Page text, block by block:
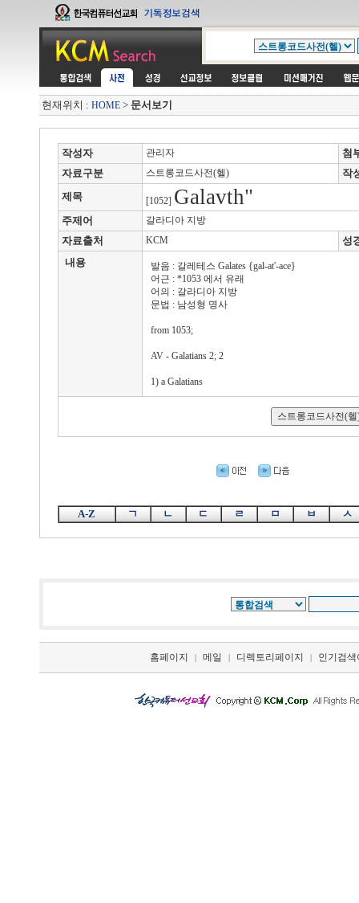
현재위치 : HOME > 문서보기
작성자 관리자
첨
자료구분
스트롱코드사전(헬)
작
제목
[1052] Galavth"
주제어 갈라디아 지방
자료출처 KCM
성
내용
발음 : 갈레테스 Galates {gal-at'-ace}
어근 : *1053 에서 유래
어의 : 갈라디아 지방
문법 : 남성형 명사
from 1053;
AV - Galatians 2; 2
1) a Galatians
A-Z ㄱ ㄴ ㄷ ㄹ ㅁ ㅂ ㅅ
홈페이지 | 메일 | 디렉토리페이지 | 인기검색